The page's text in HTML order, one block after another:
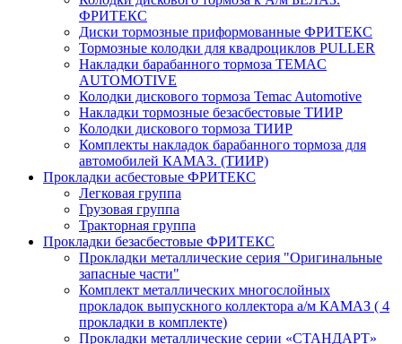
ФРИТЕКС
Диски тормозные приформованные ФРИТЕКС
Тормозные колодки для квадроциклов PULLER
Накладки барабанного тормоза TEMAC
AUTOMOTIVE
Колодки дискового тормоза Temac Automotive
Накладки тормозные безасбестовые ТИИР
Колодки дискового тормоза ТИИР
Комплекты накладок барабанного тормоза для
автомобилей КАМАЗ. (ТИИР)
Прокладки асбестовые ФРИТЕКС
Легковая группа
Грузовая группа
Тракторная группа
Прокладки безасбестовые ФРИТЕКС
Прокладки металлические серия "Оригинальные
запасные части"
Комплект металлических многослойных
прокладок выпускного коллектора а/м КАМАЗ ( 4
прокладки в комплекте)
Прокладки металлические серии «СТАНДАРТ»